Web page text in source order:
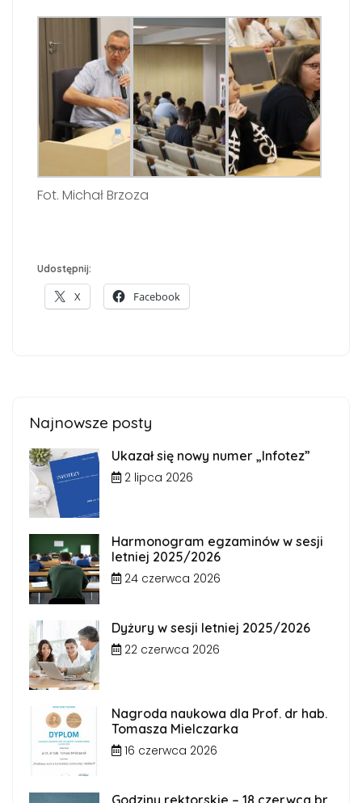
Fot. Michał Brzoza
Udostępnij:
X Facebook
Najnowsze posty
Ukazał się nowy numer „Infotez”
2 lipca 2026
Harmonogram egzaminów w sesji
letniej 2025/2026
24 czerwca 2026
Dyżury w sesji letniej 2025/2026
22 czerwca 2026
Nagroda naukowa dla Prof. dr hab.
Tomasza Mielczarka
16 czerwca 2026
Godziny rektorskie – 18 czerwca br.